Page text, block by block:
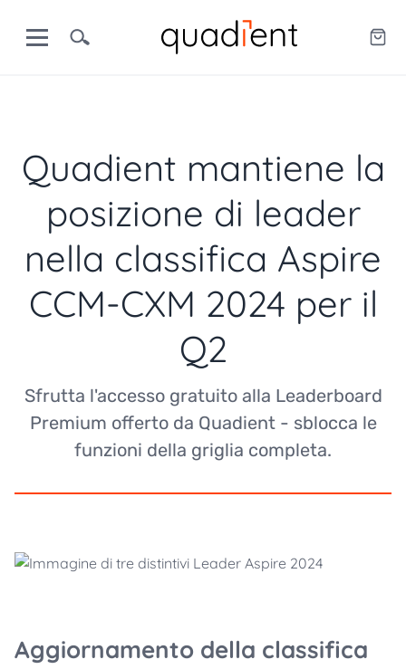
Quadient mantiene la
posizione di leader
nella classifica Aspire
CCM-CXM 2024 per il
Q2
Sfrutta l'accesso gratuito alla Leaderboard
Premium offerto da Quadient - sblocca le
funzioni della griglia completa.
Aggiornamento della classifica